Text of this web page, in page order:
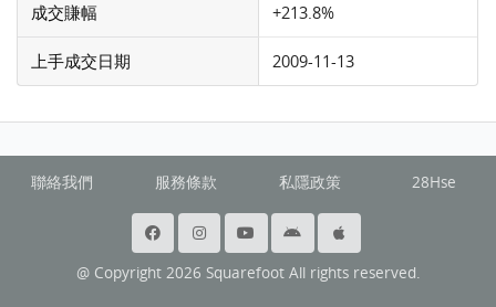
成交賺幅 +213.8%
上手成交日期 2009-11-13
聯絡我們 服務條款 私隱政策 28Hse
@ Copyright 2026 Squarefoot All rights reserved.